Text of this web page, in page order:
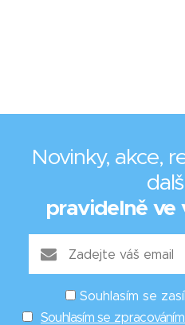
Novinky, akce,
pravidelně ve
Souhlasím se
Souhlasím se